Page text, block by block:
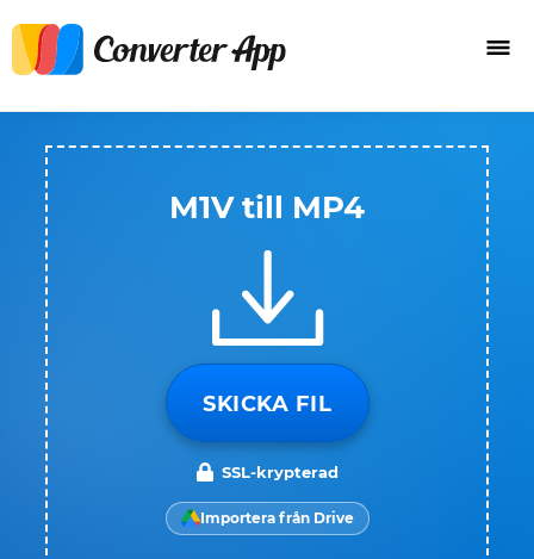
M1V till MP4
SKICKA FIL
SSL-krypterad
Importera från Drive